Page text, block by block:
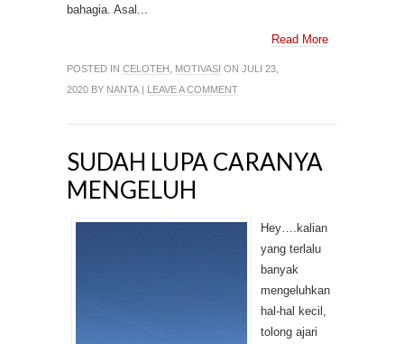
bahagia. Asal...
Read More
POSTED IN CELOTEH MOTIVASI ON JULI 23,
2020 BY NANTA | LEAVE A COMMENT
SUDAH LUPA CARANYA
MENGELUH
Hey….kalian
yang terlalu
banyak
mengeluhkan
hal-hal kecil,
tolong ajari